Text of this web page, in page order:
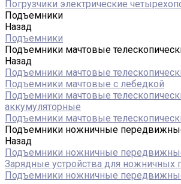
Погрузчики электрические
Подъемники
Назад
Подъемники
Подъемники мачтовые
Назад
Подъемники мачтовые
Подъемники мачтовые с лебедкой
Подъемники мачтовые
аккумуляторные
Подъемники мачтовые
Подъемники ножничные
Назад
Подъемники ножничные
Зарядные устройства для ножничных
Подъемники ножничные